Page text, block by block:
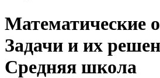
Математические
Задачи и их
Средняя школа